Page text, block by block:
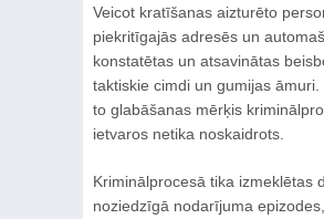
Veicot kratīšanas aizturēto
piekritīgajās adresēs un
konstatētas un atsavinātas
taktiskie cimdi un gumijas āmuri.
to glabāšanas mērķis
ietvaros netika noskaidrots.
Kriminālprocesā tika izmeklētas
noziedzīgā nodarījuma